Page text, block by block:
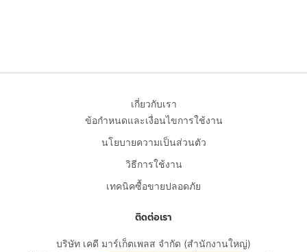
เกี่ยวกับเรา
ข้อกำหนดและเงื่อนไขการใช้งาน
นโยบายความเป็นส่วนตัว
วิธีการใช้งาน
เทคนิคซื้อขายปลอดภัย
ติดต่อเรา
บริษัท เคดี มาร์เก็ตเพลส จำกัด (สำนักงานใหญ่)